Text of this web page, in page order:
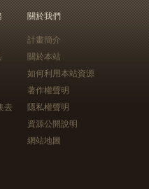
去
關於我們
計畫簡介
關於本站
如何利用本站資源
著作權聲明
隱私權聲明
資源公開說明
網站地圖